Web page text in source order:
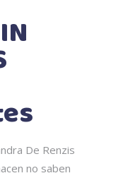
De Renzis
no saben